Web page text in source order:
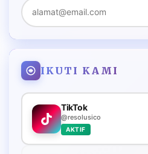
IKUTI KAMI
TikTok
@resolusico
AKTIF